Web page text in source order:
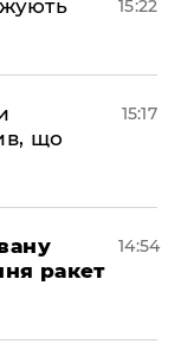
15:22
що
15:17
ракет
14:54